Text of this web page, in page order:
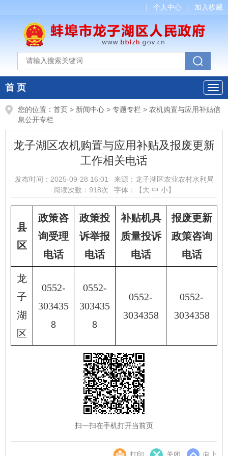
个人中心 加入收藏
首 页
您的位置： 首页 > 新闻中心 > 专题专栏 > 农机购置与应用补贴信
息公开专栏
龙子湖区农机购置与应用补贴及报废更新
工作相关电话
发布时间： 2025-09-28 16:01 来源： 龙子湖区农业农村水利局
阅读次数： 918次 字体：【大 中 小】
县
区
政策咨
询受理
电话
政策投
诉举报
电话
补贴机具
质量投诉
电话
报废更新
政策咨询
电话
龙
子
湖
区
0552-
303435
8
0552-
303435
8
0552-
3034358
0552-
3034358
扫一扫在手机打开当前页